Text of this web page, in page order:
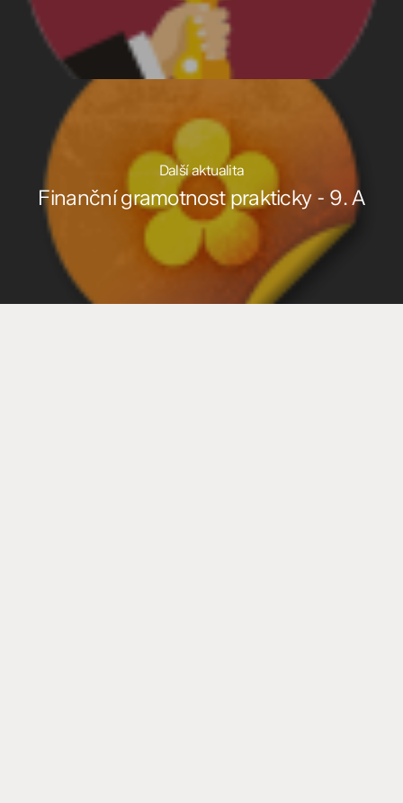
Další aktualita
Finanční gramotnost prakticky - 9. A